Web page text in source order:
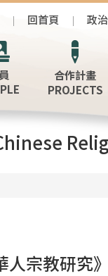
回首頁 政
合作計畫
PROJECTS
人宗教研究